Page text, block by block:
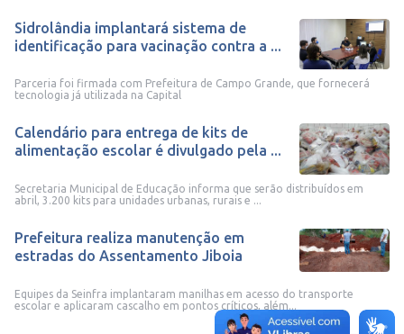
Sidrolândia implantará sistema de
identificação para vacinação contra a ...
Parceria foi firmada com Prefeitura de Campo Grande, que fornecerá
tecnologia já utilizada na Capital
Calendário para entrega de kits de
alimentação escolar é divulgado pela ...
Secretaria Municipal de Educação informa que serão distribuídos em
abril, 3.200 kits para unidades urbanas, rurais e ...
Prefeitura realiza manutenção em
estradas do Assentamento Jiboia
Equipes da Seinfra implantaram manilhas em acesso do transporte
escolar e aplicaram cascalho em pontos críticos, além...